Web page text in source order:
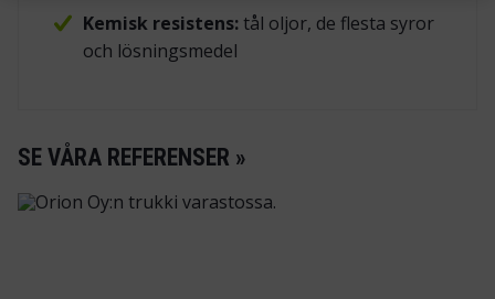
Kemisk resistens:tål oljor, de flesta syror
och lösningsmedel
SE VÅRA REFERENSER »